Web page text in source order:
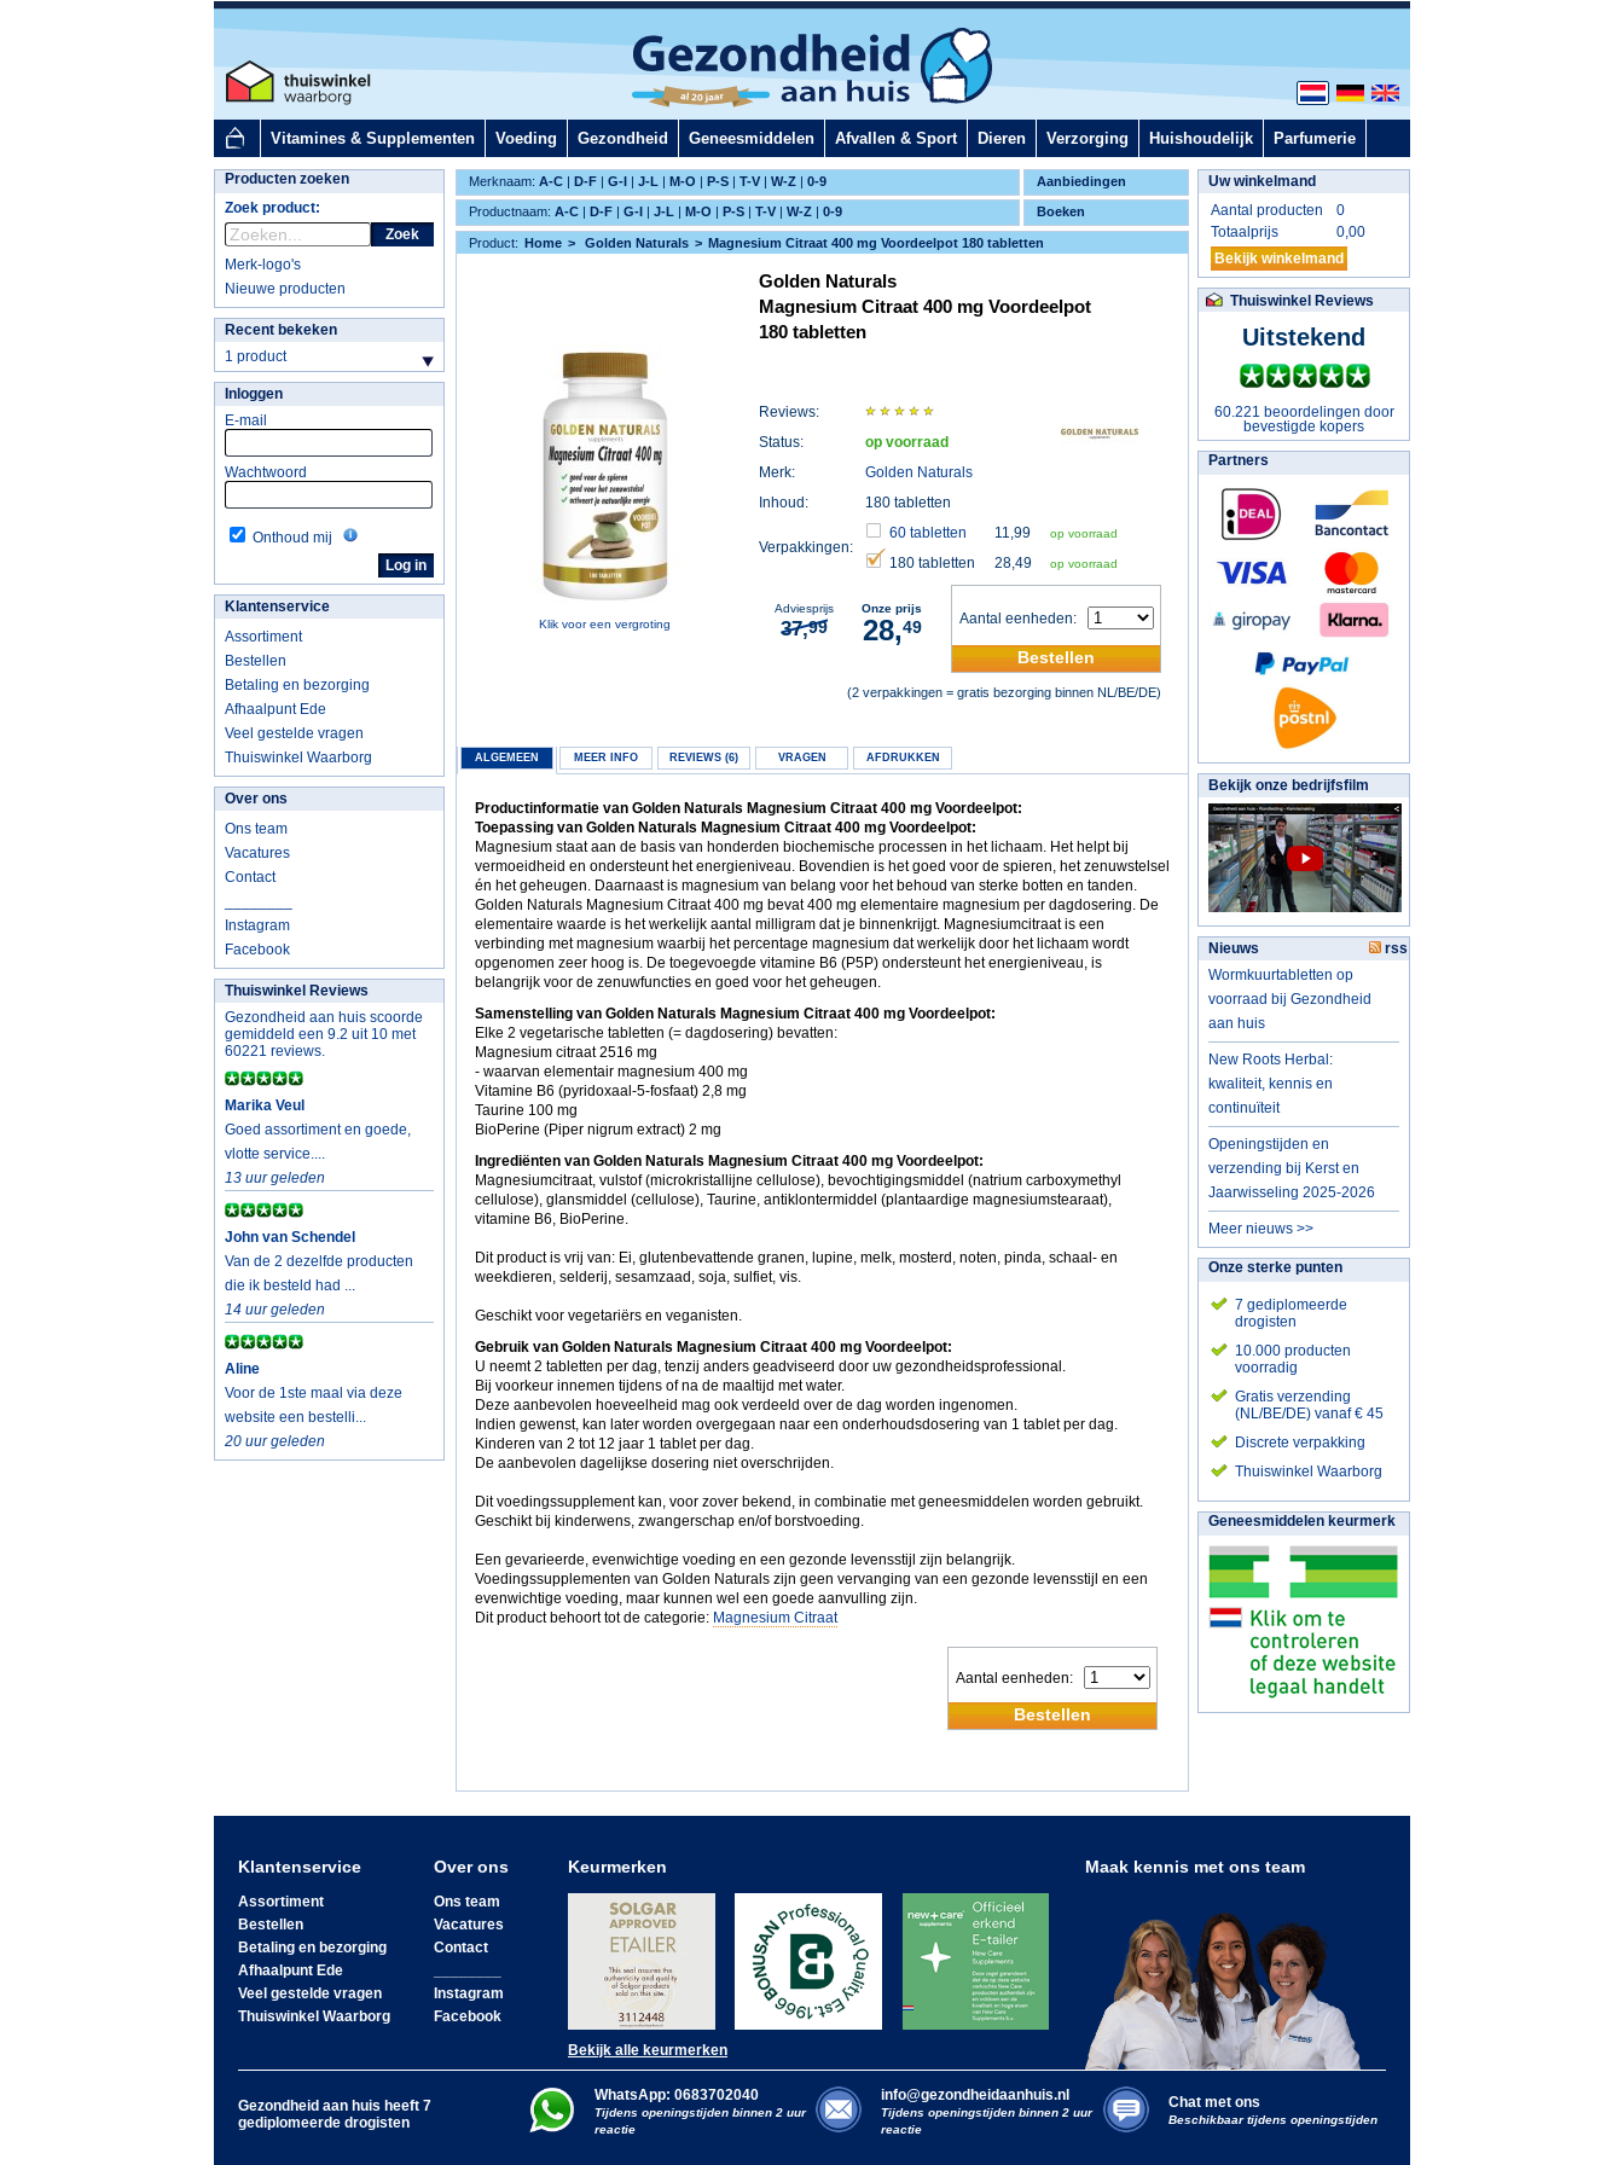
Vitamines & Supplementen Voeding Gezondheid Geneesmiddelen Afvallen & Sport Dieren Verzorging Huishoudelijk Parfumerie
Aanbiedingen
Merknaam: A-C | D-F | G-I | J-L | M-O | P-S | T-V | W-Z | 0-9
Boeken
Productnaam: A-C | D-F | G-I | J-L | M-O | P-S | T-V | W-Z | 0-9
Producten zoeken
Zoek product:
Zoek
Merk-logo's
Nieuwe producten
Recent bekeken
1 product
Inloggen
E-mail
Wachtwoord
Onthoud mij
Klantenservice
Assortiment
Bestellen
Betaling en bezorging
Afhaalpunt Ede
Veel gestelde vragen
Thuiswinkel Waarborg
Over ons
Ons team
Vacatures
Contact
Instagram
Facebook
Thuiswinkel Reviews
Gezondheid aan huis scoorde
gemiddeld een 9.2 uit 10 met
60221 reviews.
Marika Veul
Goed assortiment en goede,
vlotte service....
13 uur geleden
John van Schendel
Van de 2 dezelfde producten
die ik besteld had ...
14 uur geleden
Aline
Voor de 1ste maal via deze
website een bestelli...
20 uur geleden
Product: Home Golden Naturals Magnesium Citraat 400 mg Voordeelpot 180 tabletten
Klik voor een vergroting
Golden Naturals
Magnesium Citraat 400 mg Voordeelpot
180 tabletten
Reviews:
Status:
op voorraad
Merk:
Golden Naturals
Inhoud:
180 tabletten
Verpakkingen:
60 tabletten 11,99 op voorraad
180 tabletten 28,49 op voorraad
Aantal eenheden:
Bestellen
Adviesprijs
37,99
Onze prijs
28,49
(2 verpakkingen = gratis bezorging binnen NL/BE/DE)
ALGEMEEN MEER INFO REVIEWS (6) VRAGEN AFDRUKKEN
Productinformatie van Golden Naturals Magnesium Citraat 400 mg Voordeelpot:
Toepassing van Golden Naturals Magnesium Citraat 400 mg Voordeelpot:
Magnesium staat aan de basis van honderden biochemische processen in het lichaam. Het helpt bij
vermoeidheid en ondersteunt het energieniveau. Bovendien is het goed voor de spieren, het zenuwstelsel
én het geheugen. Daarnaast is magnesium van belang voor het behoud van sterke botten en tanden.
Golden Naturals Magnesium Citraat 400 mg bevat 400 mg elementaire magnesium per dagdosering. De
elementaire waarde is het werkelijk aantal milligram dat je binnenkrijgt. Magnesiumcitraat is een
verbinding met magnesium waarbij het percentage magnesium dat werkelijk door het lichaam wordt
opgenomen zeer hoog is. De toegevoegde vitamine B6 (P5P) ondersteunt het energieniveau, is
belangrijk voor de zenuwfuncties en goed voor het geheugen.
Samenstelling van Golden Naturals Magnesium Citraat 400 mg Voordeelpot:
Elke 2 vegetarische tabletten (= dagdosering) bevatten:
Magnesium citraat 2516 mg
- waarvan elementair magnesium 400 mg
Vitamine B6 (pyridoxaal-5-fosfaat) 2,8 mg
Taurine 100 mg
BioPerine (Piper nigrum extract) 2 mg
Ingrediënten van Golden Naturals Magnesium Citraat 400 mg Voordeelpot:
Magnesiumcitraat, vulstof (microkristallijne cellulose), bevochtigingsmiddel (natrium carboxymethyl
cellulose), glansmiddel (cellulose), Taurine, antiklontermiddel (plantaardige magnesiumstearaat),
vitamine B6, BioPerine.
Dit product is vrij van: Ei, glutenbevattende granen, lupine, melk, mosterd, noten, pinda, schaal- en
weekdieren, selderij, sesamzaad, soja, sulfiet, vis.
Geschikt voor vegetariërs en veganisten.
Gebruik van Golden Naturals Magnesium Citraat 400 mg Voordeelpot:
U neemt 2 tabletten per dag, tenzij anders geadviseerd door uw gezondheidsprofessional.
Bij voorkeur innemen tijdens of na de maaltijd met water.
Deze aanbevolen hoeveelheid mag ook verdeeld over de dag worden ingenomen.
Indien gewenst, kan later worden overgegaan naar een onderhoudsdosering van 1 tablet per dag.
Kinderen van 2 tot 12 jaar 1 tablet per dag.
De aanbevolen dagelijkse dosering niet overschrijden.
Dit voedingssupplement kan, voor zover bekend, in combinatie met geneesmiddelen worden gebruikt.
Geschikt bij kinderwens, zwangerschap en/of borstvoeding.
Een gevarieerde, evenwichtige voeding en een gezonde levensstijl zijn belangrijk.
Voedingssupplementen van Golden Naturals zijn geen vervanging van een gezonde levensstijl en een
evenwichtige voeding, maar kunnen wel een goede aanvulling zijn.
Dit product behoort tot de categorie: Magnesium Citraat
Aantal eenheden:
Bestellen
Uw winkelmand
Aantal producten
0
Totaalprijs
0,00
Bekijk winkelmand
Thuiswinkel Reviews
Uitstekend
60.221 beoordelingen door
bevestigde kopers
Partners
Bekijk onze bedrijfsfilm
Nieuws
rss
Wormkuurtabletten op
voorraad bij Gezondheid
aan huis
New Roots Herbal:
kwaliteit, kennis en
continuïteit
Openingstijden en
verzending bij Kerst en
Jaarwisseling 2025-2026
Meer nieuws >>
Onze sterke punten
7 gediplomeerde
drogisten
10.000 producten
voorradig
Gratis verzending
(NL/BE/DE) vanaf € 45
Discrete verpakking
Thuiswinkel Waarborg
Geneesmiddelen keurmerk
Klantenservice
Assortiment
Bestellen
Betaling en bezorging
Afhaalpunt Ede
Veel gestelde vragen
Thuiswinkel Waarborg
Over ons
Ons team
Vacatures
Contact
Instagram
Facebook
Keurmerken
Bekijk alle keurmerken
Maak kennis met ons team
Gezondheid aan huis heeft 7
gediplomeerde drogisten
WhatsApp: 0683702040
Tijdens openingstijden binnen 2 uur
reactie
info@gezondheidaanhuis.nl
Tijdens openingstijden binnen 2 uur
reactie
Chat met ons
Beschikbaar tijdens openingstijden